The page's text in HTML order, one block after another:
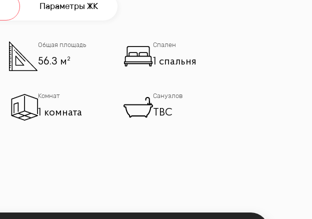
Параметры ЖК
Общая площадь
56.3 м²
Спален
1 спальня
Комнат
1 комната
Санузлов
TBC